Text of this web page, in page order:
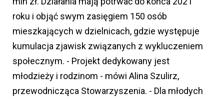
roku i objąć swym zasięgiem 150 osób
mieszkających w dzielnicach, gdzie występuje
kumulacja zjawisk związanych z wykluczeniem
społecznym. - Projekt dedykowany jest
młodzieży i rodzinom - mówi Alina Szulirz,
przewodnicząca Stowarzyszenia. - Dla młodych